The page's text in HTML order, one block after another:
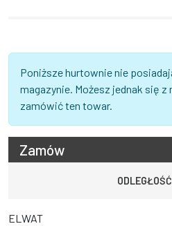
Poniższe hurtownie nie
magazynie. Możesz jednak się
zamówić ten towar.
Zamów
ODLEGŁOŚĆ
ELWAT